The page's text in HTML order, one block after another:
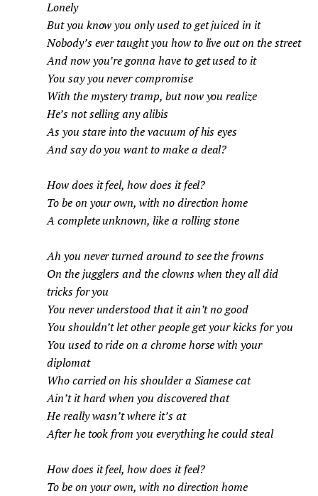
Lonely
But you know you only used to get juiced in it
Nobody’s ever taught you how to live out on the street
And now you’re gonna have to get used to it
You say you never compromise
With the mystery tramp, but now you realize
He’s not selling any alibis
As you stare into the vacuum of his eyes
And say do you want to make a deal?
How does it feel, how does it feel?
To be on your own, with no direction home
A complete unknown, like a rolling stone
Ah you never turned around to see the frowns
On the jugglers and the clowns when they all did
tricks for you
You never understood that it ain’t no good
You shouldn’t let other people get your kicks for you
You used to ride on a chrome horse with your
diplomat
Who carried on his shoulder a Siamese cat
Ain’t it hard when you discovered that
He really wasn’t where it’s at
After he took from you everything he could steal
How does it feel, how does it feel?
To be on your own, with no direction home